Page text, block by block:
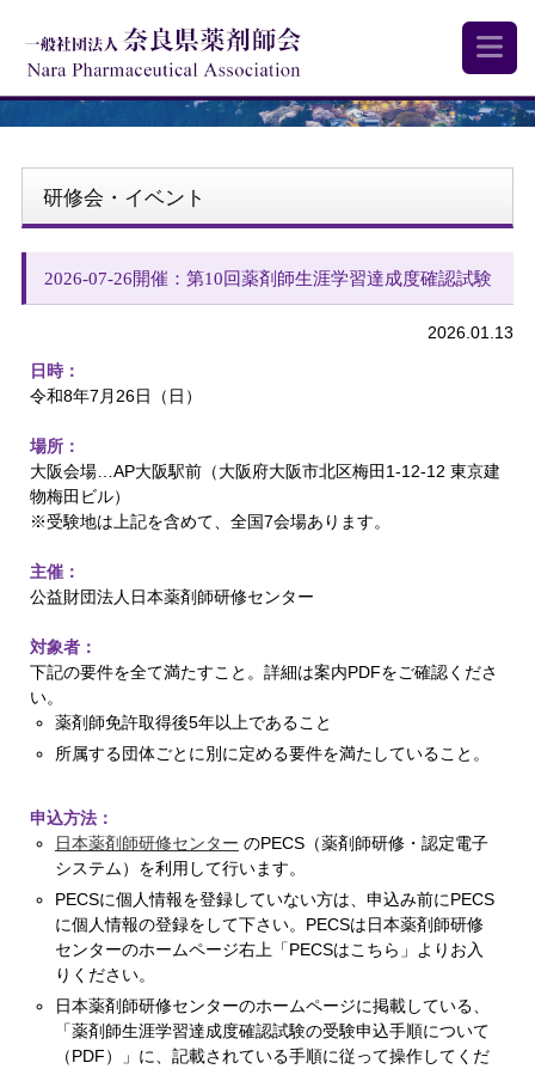
研修会・イベント
2026-07-26開催：第10回薬剤師生涯学習達成度確認試験
2026.01.13
日時：
令和8年7月26日（日）
場所：
大阪会場…AP大阪駅前（大阪府大阪市北区梅田1-12-12 東京建
物梅田ビル）
※受験地は上記を含めて、全国7会場あります。
主催：
公益財団法人日本薬剤師研修センター
対象者：
下記の要件を全て満たすこと。詳細は案内PDFをご確認くださ
い。
薬剤師免許取得後5年以上であること
所属する団体ごとに別に定める要件を満たしていること。
申込方法：
日本薬剤師研修センター のPECS（薬剤師研修・認定電子
システム）を利用して行います。
PECSに個人情報を登録していない方は、申込み前にPECS
に個人情報の登録をして下さい。PECSは日本薬剤師研修
センターのホームページ右上「PECSはこちら」よりお入
りください。
日本薬剤師研修センターのホームページに掲載している、
「薬剤師生涯学習達成度確認試験の受験申込手順について
（PDF）」に、記載されている手順に従って操作してくだ